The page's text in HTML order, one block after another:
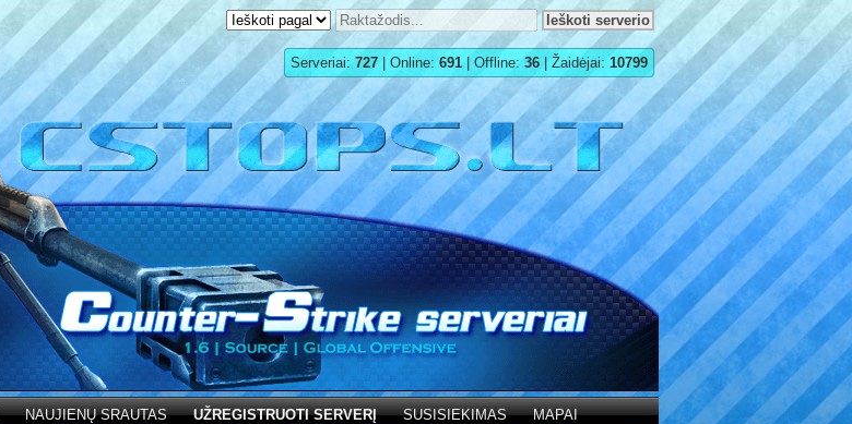
Serveriai: 727 | Online: 691 | Offline: 36 | Žaidėjai: 10799
NAUJIENŲ SRAUTAS UŽREGISTRUOTI SERVERĮ SUSISIEKIMAS MAPAI